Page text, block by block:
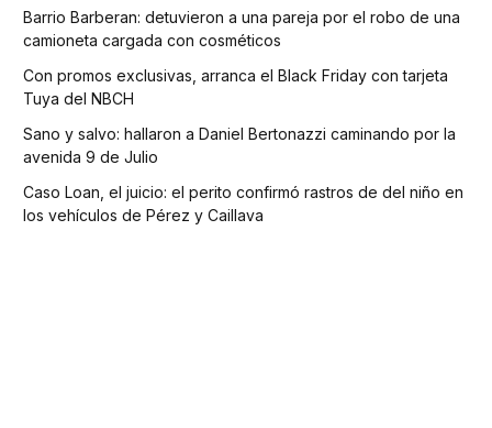
Barrio Barberan: detuvieron a una pareja por el robo de una
camioneta cargada con cosméticos
Con promos exclusivas, arranca el Black Friday con tarjeta
Tuya del NBCH
Sano y salvo: hallaron a Daniel Bertonazzi caminando por la
avenida 9 de Julio
Caso Loan, el juicio: el perito confirmó rastros de del niño en
los vehículos de Pérez y Caillava